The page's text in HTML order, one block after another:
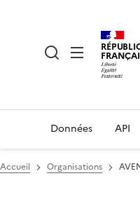
Données API
Accueil Organisations